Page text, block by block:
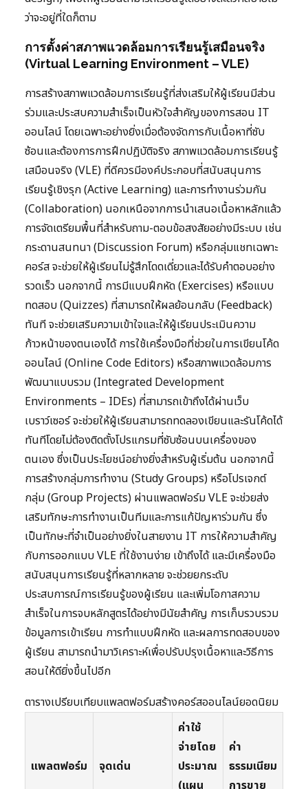
ว่าจะอยู่ที่ใดก็ตาม
การตั้งค่าสภาพแวดล้อมการเรียนรู้เสมือนจริง
(Virtual Learning Environment – VLE)
การสร้างสภาพแวดล้อมการเรียนรู้ที่ส่งเสริมให้ผู้เรียนมีส่วน
ร่วมและประสบความสำเร็จเป็นหัวใจสำคัญของการสอน IT
ออนไลน์ โดยเฉพาะอย่างยิ่งเมื่อต้องจัดการกับเนื้อหาที่ซับ
ซ้อนและต้องการการฝึกปฏิบัติจริง สภาพแวดล้อมการเรียนรู้
เสมือนจริง (VLE) ที่ดีควรมีองค์ประกอบที่สนับสนุนการ
เรียนรู้เชิงรุก (Active Learning) และการทำงานร่วมกัน
(Collaboration) นอกเหนือจากการนำเสนอเนื้อหาหลักแล้ว
การจัดเตรียมพื้นที่สำหรับถาม-ตอบข้อสงสัยอย่างมีระบบ เช่น
กระดานสนทนา (Discussion Forum) หรือกลุ่มแชทเฉพาะ
คอร์ส จะช่วยให้ผู้เรียนไม่รู้สึกโดดเดี่ยวและได้รับคำตอบอย่าง
รวดเร็ว นอกจากนี้ การมีแบบฝึกหัด (Exercises) หรือแบบ
ทดสอบ (Quizzes) ที่สามารถให้ผลย้อนกลับ (Feedback)
ทันที จะช่วยเสริมความเข้าใจและให้ผู้เรียนประเมินความ
ก้าวหน้าของตนเองได้ การใช้เครื่องมือที่ช่วยในการเขียนโค้ด
ออนไลน์ (Online Code Editors) หรือสภาพแวดล้อมการ
พัฒนาแบบรวม (Integrated Development
Environments – IDEs) ที่สามารถเข้าถึงได้ผ่านเว็บ
เบราว์เซอร์ จะช่วยให้ผู้เรียนสามารถทดลองเขียนและรันโค้ดได้
ทันทีโดยไม่ต้องติดตั้งโปรแกรมที่ซับซ้อนบนเครื่องของ
ตนเอง ซึ่งเป็นประโยชน์อย่างยิ่งสำหรับผู้เริ่มต้น นอกจากนี้
การสร้างกลุ่มการทำงาน (Study Groups) หรือโปรเจกต์
กลุ่ม (Group Projects) ผ่านแพลตฟอร์ม VLE จะช่วยส่ง
เสริมทักษะการทำงานเป็นทีมและการแก้ปัญหาร่วมกัน ซึ่ง
เป็นทักษะที่จำเป็นอย่างยิ่งในสายงาน IT การให้ความสำคัญ
กับการออกแบบ VLE ที่ใช้งานง่าย เข้าถึงได้ และมีเครื่องมือ
สนับสนุนการเรียนรู้ที่หลากหลาย จะช่วยยกระดับ
ประสบการณ์การเรียนรู้ของผู้เรียน และเพิ่มโอกาสความ
สำเร็จในการจบหลักสูตรได้อย่างมีนัยสำคัญ การเก็บรวบรวม
ข้อมูลการเข้าเรียน การทำแบบฝึกหัด และผลการทดสอบของ
ผู้เรียน สามารถนำมาวิเคราะห์เพื่อปรับปรุงเนื้อหาและวิธีการ
สอนให้ดียิ่งขึ้นไปอีก
ตารางเปรียบเทียบแพลตฟอร์มสร้างคอร์สออนไลน์ยอดนิยม
แพลตฟอร์ม จุดเด่น
ค่าใช้
จ่ายโดย
ประมาณ
ค่า
ธรรมเนียม